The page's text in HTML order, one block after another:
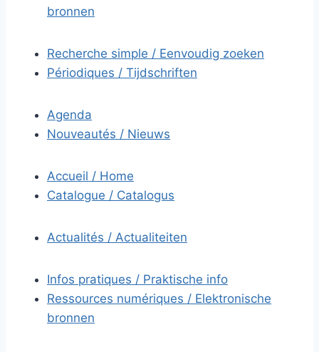
bronnen
Recherche simple / Eenvoudig zoeken
Périodiques / Tijdschriften
Agenda
Nouveautés / Nieuws
Accueil / Home
Catalogue / Catalogus
Actualités / Actualiteiten
Infos pratiques / Praktische info
Ressources numériques / Elektronische
bronnen